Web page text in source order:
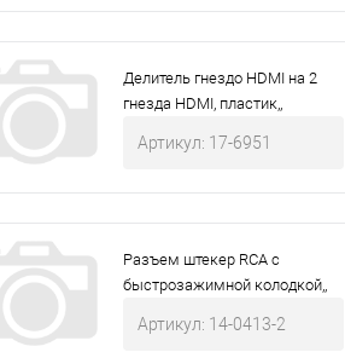
Делитель гнездо HDMI на 2
гнезда HDMI, пластик,,
Артикул: 17-6951
Разъем штекер RCA с
быстрозажимной колодкой,,
Артикул: 14-0413-2